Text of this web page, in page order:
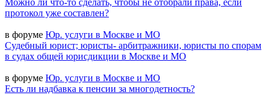
Можно ли что-то сделать, чтобы не отобрали права, если
протокол уже составлен?
в форуме Юр. услуги в Москве и МО
Судебный юрист; юристы- арбитражники, юристы по спорам
в судах общей юрисдикции в Москве и МО
в форуме Юр. услуги в Москве и МО
Есть ли надбавка к пенсии за многодетность?